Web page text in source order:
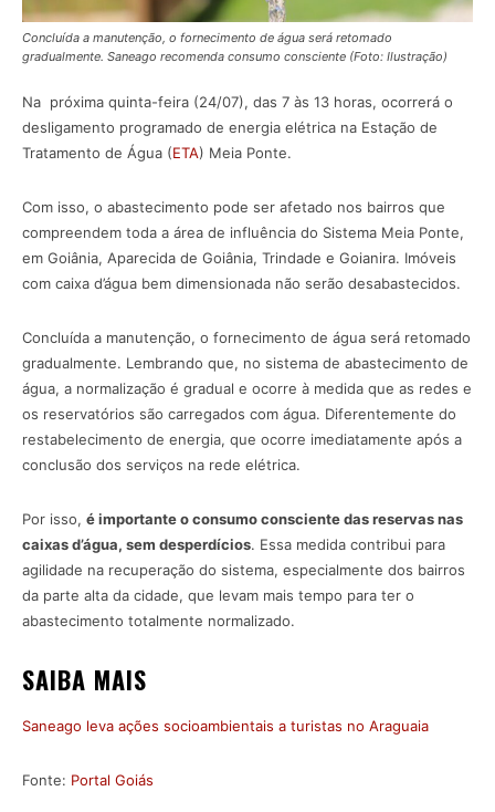
Concluída a manutenção, o fornecimento de água será retomado
gradualmente. Saneago recomenda consumo consciente (Foto: Ilustração)
Na próxima quinta-feira (24/07), das 7 às 13 horas, ocorrerá o
desligamento programado de energia elétrica na Estação de
Tratamento de Água (ETA) Meia Ponte.
Com isso, o abastecimento pode ser afetado nos bairros que
compreendem toda a área de influência do Sistema Meia Ponte,
em Goiânia, Aparecida de Goiânia, Trindade e Goianira. Imóveis
com caixa d’água bem dimensionada não serão desabastecidos.
Concluída a manutenção, o fornecimento de água será retomado
gradualmente. Lembrando que, no sistema de abastecimento de
água, a normalização é gradual e ocorre à medida que as redes e
os reservatórios são carregados com água. Diferentemente do
restabelecimento de energia, que ocorre imediatamente após a
conclusão dos serviços na rede elétrica.
Por isso, é importante o consumo consciente das reservas nas
caixas d’água, sem desperdícios. Essa medida contribui para
agilidade na recuperação do sistema, especialmente dos bairros
da parte alta da cidade, que levam mais tempo para ter o
abastecimento totalmente normalizado.
SAIBA MAIS
Saneago leva ações socioambientais a turistas no Araguaia
Fonte: Portal Goiás